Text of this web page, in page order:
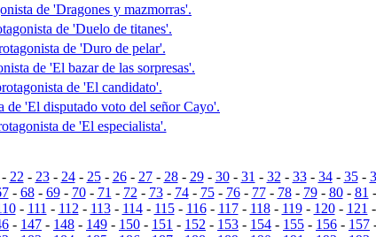
de 'Dragones y mazmorras'.
de 'Duelo de titanes'.
de 'Duro de pelar'.
de 'El bazar de las sorpresas'.
de 'El candidato'.
de 'El disputado voto del señor Cayo'.
de 'El especialista'.
- 22 - 23- 24- 25- 26- 27- 28- 29- 30- 31 - 32 - 33- 34- 35-
- 68- 69- 70- 71 - 72 - 73- 74- 75- 76- 77- 78- 79- 80- 81 -
- 111 - 112 - 113- 114- 115- 116- 117- 118- 119- 120- 121 -
- 147 - 148 - 149 - 150 - 151 - 152 - 153 - 154 - 155 - 156 - 157